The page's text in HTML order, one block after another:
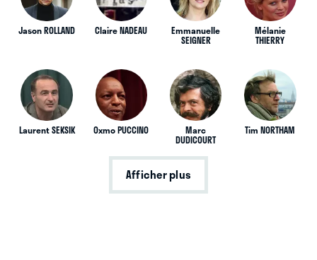
Jason ROLLAND Claire NADEAU Emmanuelle
SEIGNER
Mélanie
THIERRY
Laurent SEKSIK Oxmo PUCCINO Marc
DUDICOURT
Tim NORTHAM
Afficher plus